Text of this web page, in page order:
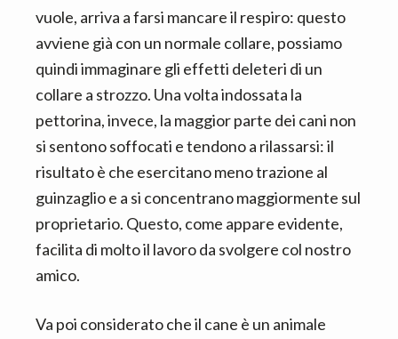
vuole, arriva a farsi mancare il respiro: questo
avviene già con un normale collare, possiamo
quindi immaginare gli effetti deleteri di un
collare a strozzo. Una volta indossata la
pettorina, invece, la maggior parte dei cani non
si sentono soffocati e tendono a rilassarsi: il
risultato è che esercitano meno trazione al
guinzaglio e a si concentrano maggiormente sul
proprietario. Questo, come appare evidente,
facilita di molto il lavoro da svolgere col nostro
amico.
Va poi considerato che il cane è un animale